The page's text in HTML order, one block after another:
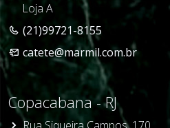
Loja A
(21)99721-8155
catete@marmil.com.br
Copacabana - RJ